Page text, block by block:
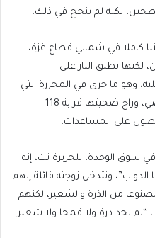
لكنه لم ينجح في ذلك.
كاملا في شمالي قطاع غزة،
لكنها تطلق النار على
وهو ما جرى في المجزرة التي
ارتكبها جيش الاحتلال الخميس الماضي، وراح ضحيتها قرابة 118
على المساعدات.
سوق الوحدة، للجزيرة نت، إنه
وتتدخل زوجته قائلة إنهم
من الذرة والشعير، لكنهم
“لم نجد ذرة ولا قمحا ولا شعيرا،